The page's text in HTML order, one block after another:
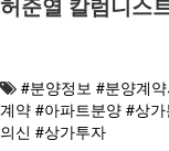
허준열 칼럼니스
#분양정보 #분양계
계약 #아파트분양 #상
의신 #상가투자